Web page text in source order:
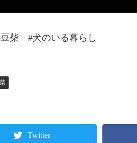
柴 #犬のいる暮らし
Twitter